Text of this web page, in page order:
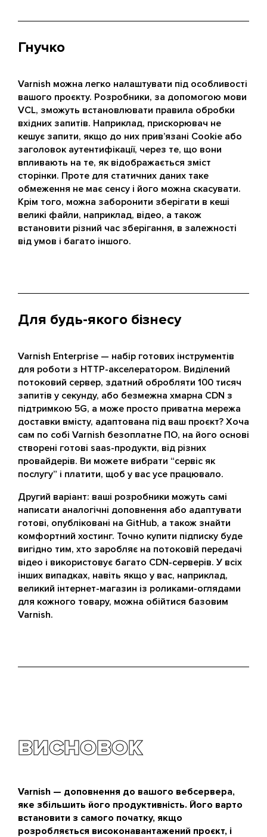
Гнучко
Varnish можна легко налаштувати під особливості
вашого проєкту. Розробники, за допомогою мови
VCL, зможуть встановлювати правила обробки
вхідних запитів. Наприклад, прискорювач не
кешує запити, якщо до них прив’язані Cookie або
заголовок аутентифікації, через те, що вони
впливають на те, як відображається зміст
сторінки. Проте для статичних даних таке
обмеження не має сенсу і його можна скасувати.
Крім того, можна заборонити зберігати в кеші
великі файли, наприклад, відео, а також
встановити різний час зберігання, в залежності
від умов і багато іншого.
Для будь-якого бізнесу
Varnish Enterprise — набір готових інструментів
для роботи з HTTP-акселератором. Виділений
потоковий сервер, здатний обробляти 100 тисяч
запитів у секунду, або безмежна хмарна CDN з
підтримкою 5G, а може просто приватна мережа
доставки вмісту, адаптована під ваш проєкт? Хоча
сам по собі Varnish безоплатне ПО, на його основі
створені готові saas-продукти, від різних
провайдерів. Ви можете вибрати “сервіс як
послугу” і платити, щоб у вас усе працювало.
Другий варіант: ваші розробники можуть самі
написати аналогічні доповнення або адаптувати
готові, опубліковані на GitHub, а також знайти
комфортний хостинг. Точно купити підписку буде
вигідно тим, хто заробляє на потоковій передачі
відео і використовує багато CDN-серверів. У всіх
інших випадках, навіть якщо у вас, наприклад,
великий інтернет-магазин із роликами-оглядами
для кожного товару, можна обійтися базовим
Varnish.
ВИСНОВОК
Varnish — доповнення до вашого вебсервера,
яке збільшить його продуктивність. Його варто
встановити з самого початку, якщо
розробляється високонавантажений проєкт, і